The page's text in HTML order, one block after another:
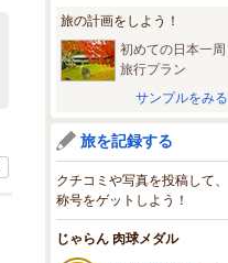
旅の計画をしよう！
初めての日本一周
旅行プラン
サンプルをみる
旅を記録する
クチコミや写真を投稿して、
称号をゲットしよう！
じゃらん 肉球メダル